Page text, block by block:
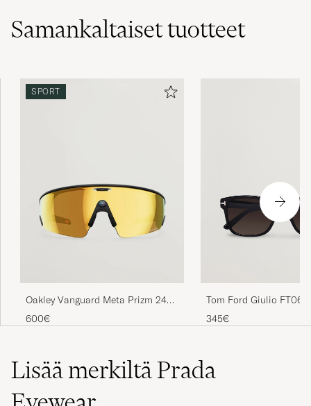
Samankaltaisettuotteet
SPORT
Oakley Vanguard Meta Prizm 24K
Sunglasses Gold
600€
Tom Ford Giulio
Sunglasses Black
345€
Lisää merkiltä Prada